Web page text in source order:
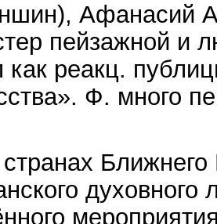
Афанасий
пейзажной и
как реакц.
Ф. много
духовного